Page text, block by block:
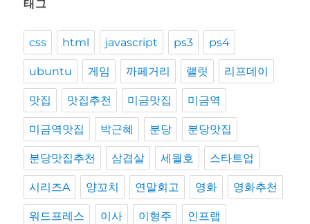
태그
css html javascript ps3 ps4
ubuntu 게임 까페거리 랠릿 리프데이
맛집 맛집추천 미금맛집 미금역
미금역맛집 박근혜 분당 분당맛집
분당맛집추천 삼겹살 세월호 스타트업
시리즈A 양꼬치 연말회고 영화 영화추천
워드프레스 이사 이형주 인프랩